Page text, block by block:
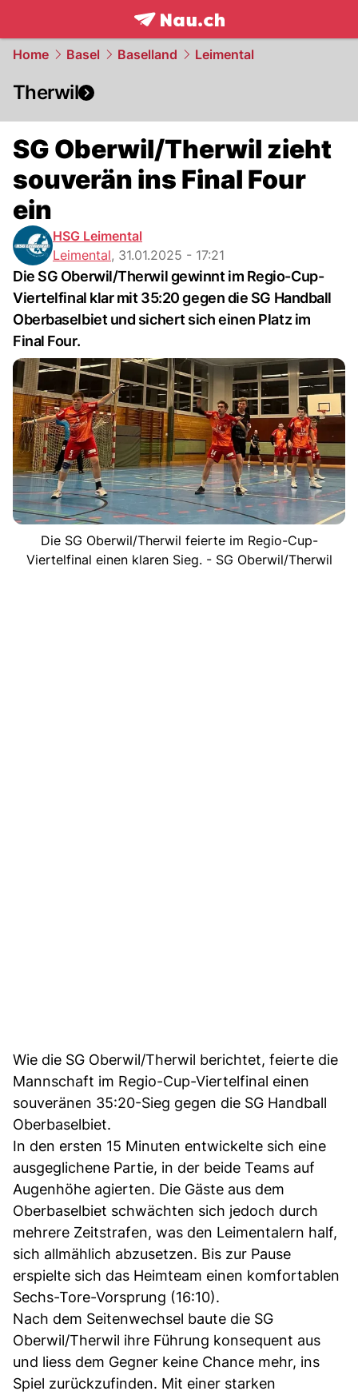
frontpage.NAU.ch
Home Basel Baselland Leimental
Therwil
SG Oberwil/Therwil zieht
souverän ins Final Four
ein
HSG Leimental
Leimental, 31.01.2025 - 17:21
Die SG Oberwil/Therwil gewinnt im Regio-Cup-
Viertelfinal klar mit 35:20 gegen die SG Handball
Oberbaselbiet und sichert sich einen Platz im
Final Four.
Die SG Oberwil/Therwil feierte im Regio-Cup-
Viertelfinal einen klaren Sieg. - SG Oberwil/Therwil
Wie die SG Oberwil/Therwil berichtet, feierte die
Mannschaft im Regio-Cup-Viertelfinal einen
souveränen 35:20-Sieg gegen die SG Handball
Oberbaselbiet.
In den ersten 15 Minuten entwickelte sich eine
ausgeglichene Partie, in der beide Teams auf
Augenhöhe agierten. Die Gäste aus dem
Oberbaselbiet schwächten sich jedoch durch
mehrere Zeitstrafen, was den Leimentalern half,
sich allmählich abzusetzen. Bis zur Pause
erspielte sich das Heimteam einen komfortablen
Sechs-Tore-Vorsprung (16:10).
Nach dem Seitenwechsel baute die SG
Oberwil/Therwil ihre Führung konsequent aus
und liess dem Gegner keine Chance mehr, ins
Spiel zurückzufinden. Mit einer starken